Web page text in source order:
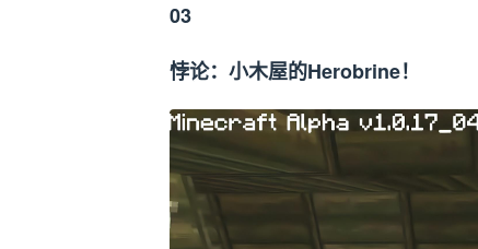
03
悖论：小木屋的Herobrine！